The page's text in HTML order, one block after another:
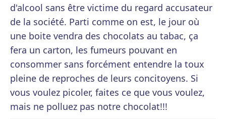
d'alcool sans être victime du regard accusateur
de la société. Parti comme on est, le jour où
une boite vendra des chocolats au tabac, ça
fera un carton, les fumeurs pouvant en
consommer sans forcément entendre la toux
pleine de reproches de leurs concitoyens. Si
vous voulez picoler, faites ce que vous voulez,
mais ne polluez pas notre chocolat!!!